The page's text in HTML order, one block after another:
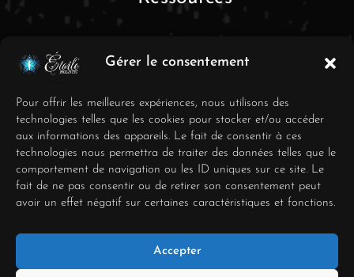
Gérer le consentement
Pour offrir les meilleures expériences, nous utilisons des
technologies telles que les cookies pour stocker et/ou accéder
aux informations des appareils. Le fait de consentir à ces
technologies nous permettra de traiter des données telles que le
comportement de navigation ou les ID uniques sur ce site. Le
fait de ne pas consentir ou de retirer son consentement peut
avoir un effet négatif sur certaines caractéristiques et fonctions.
Accepter
FAQ
Mentions Légales
Conditions générales de
vente
Déclaration de